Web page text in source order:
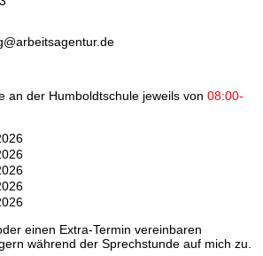
an der Humboldtschule jeweils von08:00-
einen Extra-Termin vereinbaren
während der Sprechstunde auf mich zu.